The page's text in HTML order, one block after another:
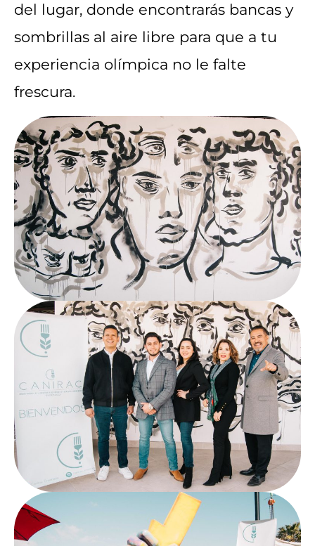
del lugar, donde encontrarás bancas y
sombrillas al aire libre para que a tu
experiencia olímpica no le falte
frescura.